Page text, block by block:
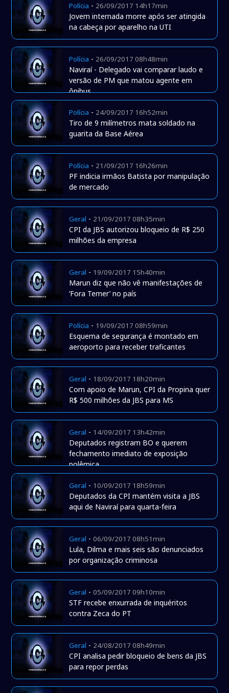
Polícia - 26/09/2017 14h17min
Jovem internada morre após ser atingida
na cabeça por aparelho na UTI
Polícia - 26/09/2017 08h48min
Naviraí - Delegado vai comparar laudo e
versão de PM que matou agente em
ônibus
Polícia - 24/09/2017 16h52min
Tiro de 9 milímetros mata soldado na
guarita da Base Aérea
Polícia - 21/09/2017 16h26min
PF indicia irmãos Batista por manipulação
de mercado
Geral - 21/09/2017 08h35min
CPI da JBS autorizou bloqueio de R$ 250
milhões da empresa
Geral - 19/09/2017 15h40min
Marun diz que não vê manifestações de
‘Fora Temer’ no país
Polícia - 19/09/2017 08h59min
Esquema de segurança é montado em
aeroporto para receber traficantes
Geral - 18/09/2017 18h20min
Com apoio de Marun, CPI da Propina quer
R$ 500 milhões da JBS para MS
Geral - 14/09/2017 13h42min
Deputados registram BO e querem
fechamento imediato de exposição
polêmica
Geral - 10/09/2017 18h59min
Deputados da CPI mantém visita a JBS
aqui de Naviraí para quarta-feira
Geral -06/09/2017 08h51min
Lula, Dilma e mais seis são denunciados
por organização criminosa
Geral -05/09/2017 09h10min
STF recebe enxurrada de inquéritos
contra Zeca do PT
Geral - 24/08/2017 08h49min
CPI analisa pedir bloqueio de bens da JBS
para repor perdas